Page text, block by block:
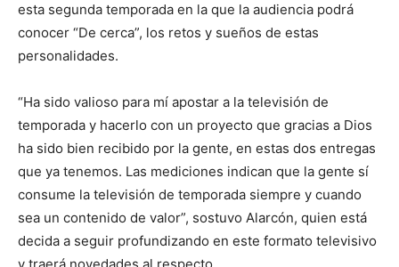
esta segunda temporada en la que la audiencia podrá
conocer “De cerca”, los retos y sueños de estas
personalidades.
“Ha sido valioso para mí apostar a la televisión de
temporada y hacerlo con un proyecto que gracias a Dios
ha sido bien recibido por la gente, en estas dos entregas
que ya tenemos. Las mediciones indican que la gente sí
consume la televisión de temporada siempre y cuando
sea un contenido de valor”, sostuvo Alarcón, quien está
decida a seguir profundizando en este formato televisivo